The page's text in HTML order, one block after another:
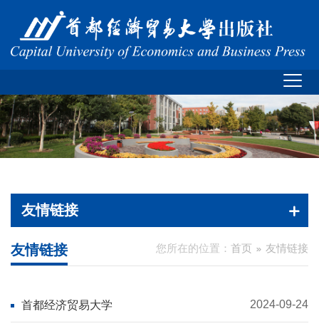
友情链接
您所在的位置： 首页 友情链接
友情链接
首都经济贸易大学 2024-09-24